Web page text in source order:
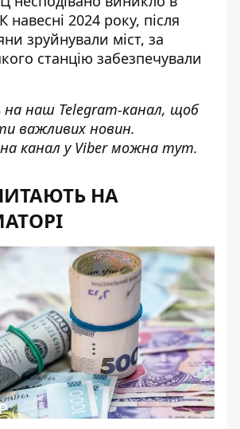
навесні 2024 року, після
зруйнували міст, за
станцію забезпечували
на наш Telegram-канал, щоб
важливих новин.
канал у Viber можна тут.
НА